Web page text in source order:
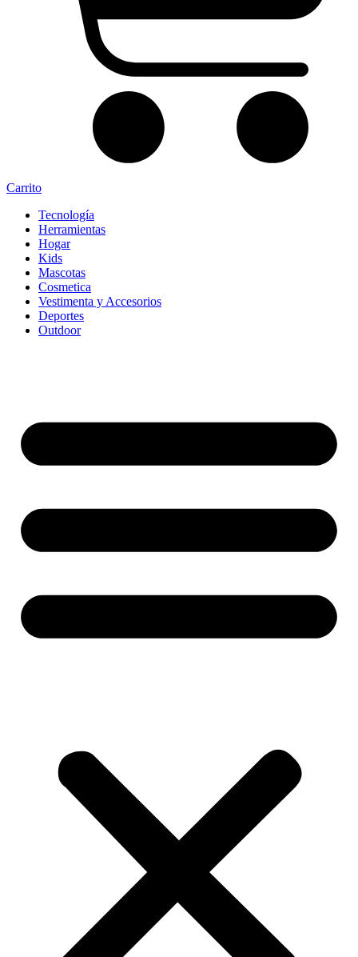
Carrito
Tecnología
Herramientas
Hogar
Kids
Mascotas
Cosmetica
Vestimenta y Accesorios
Deportes
Outdoor